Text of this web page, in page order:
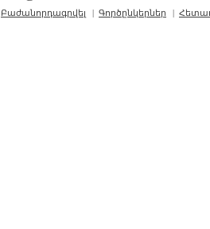
Բաժանորդագրվել | Գործընկերներ |